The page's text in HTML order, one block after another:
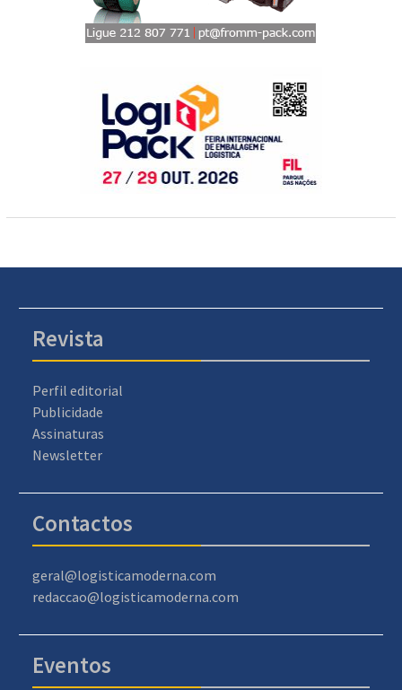
Revista
Perfil editorial
Publicidade
Assinaturas
Newsletter
Contactos
geral@logisticamoderna.com
redaccao@logisticamoderna.com
Eventos